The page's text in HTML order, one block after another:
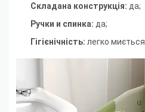
Складана конструкція: да;
Ручки и спинка: да;
Гігієнічність: легко миється.